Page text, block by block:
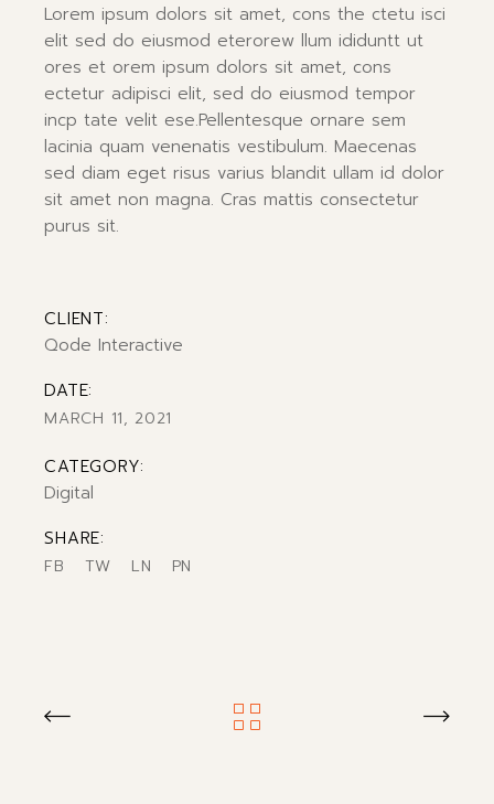
Lorem ipsum dolors sit amet, cons the ctetu isci
elit sed do eiusmod eterorew llum ididuntt ut
ores et orem ipsum dolors sit amet, cons
ectetur adipisci elit, sed do eiusmod tempor
incp tate velit ese.Pellentesque ornare sem
lacinia quam venenatis vestibulum. Maecenas
sed diam eget risus varius blandit ullam id dolor
sit amet non magna. Cras mattis consectetur
purus sit.
CLIENT:
Qode Interactive
DATE:
MARCH 11, 2021
CATEGORY:
Digital
SHARE:
FB TW LN PN